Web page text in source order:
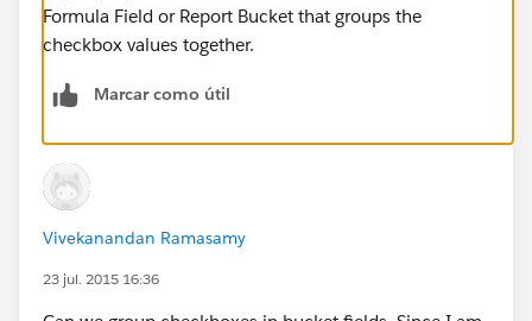
Formula Field or Report Bucket that groups the
checkbox values together.
Marcar como útil
Vivekanandan Ramasamy
23 jul. 2015 16:36